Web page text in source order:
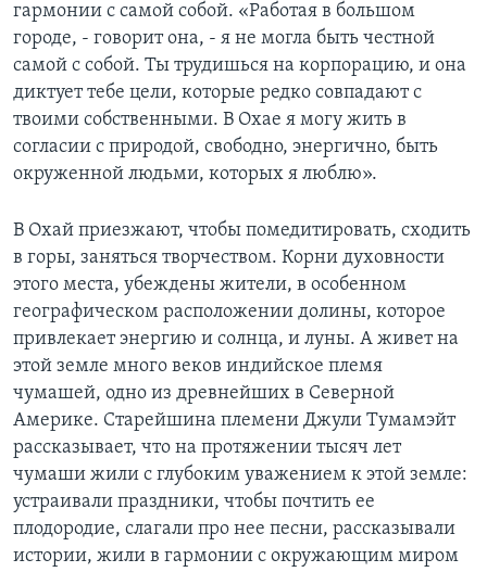
гармонии с самой собой. «Работая в большом
городе, - говорит она, - я не могла быть честной
самой с собой. Ты трудишься на корпорацию, и она
диктует тебе цели, которые редко совпадают с
твоими собственными. В Охае я могу жить в
согласии с природой, свободно, энергично, быть
окруженной людьми, которых я люблю».
В Охай приезжают, чтобы помедитировать, сходить
в горы, заняться творчеством. Корни духовности
этого места, убеждены жители, в особенном
географическом расположении долины, которое
привлекает энергию и солнца, и луны. А живет на
этой земле много веков индийское племя
чумашей, одно из древнейших в Северной
Америке. Старейшина племени Джули Тумамэйт
рассказывает, что на протяжении тысяч лет
чумаши жили с глубоким уважением к этой земле:
устраивали праздники, чтобы почтить ее
плодородие, слагали про нее песни, рассказывали
истории, жили в гармонии с окружающим миром